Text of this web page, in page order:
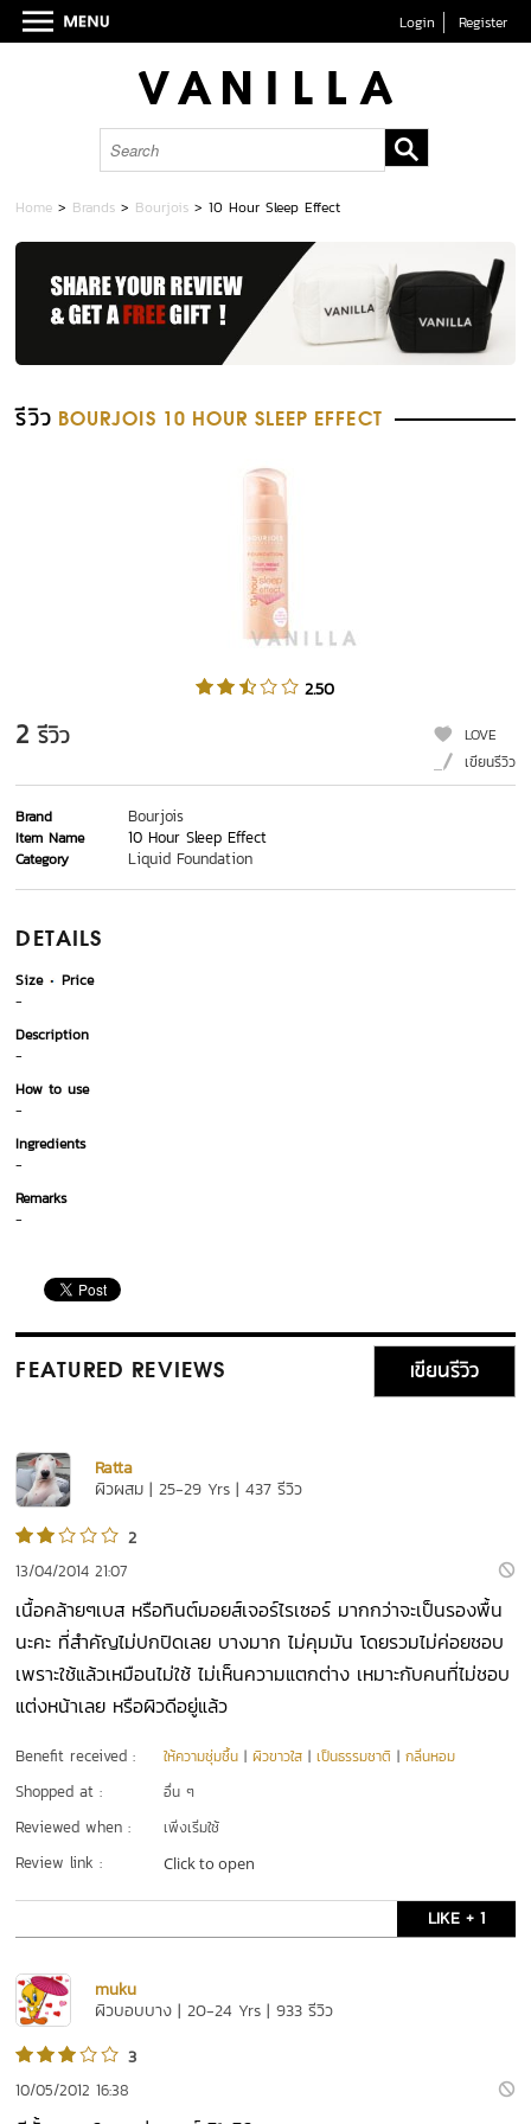
Login Register
Home > Brands > Bourjois >10 Hour Sleep Effect
รีวิว BOURJOIS 10 HOUR SLEEP EFFECT
2.50
2 รีวิว
LOVE
เขียนรีวิว
Brand Bourjois
Item Name 10 Hour Sleep Effect
Category Liquid Foundation
DETAILS
Size
Price
-
Description
-
How to use
-
Ingredients
-
Remarks
-
FEATURED REVIEWS เขียนรีวิว
Ratta
ผิวผสม | 25-29 Yrs | 437 รีวิว
2
13/04/2014 21:07
เนื้อคล้ายๆเบส หรือทินต์มอยส์เจอร์ไรเซอร์ มากกว่าจะเป็นรองพื้น
นะคะ ที่สำคัญไม่ปกปิดเลย บางมาก ไม่คุมมัน โดยรวมไม่ค่อยชอบ
เพราะใช้แล้วเหมือนไม่ใช้ ไม่เห็นความแตกต่าง เหมาะกับคนที่ไม่ชอบ
แต่งหน้าเลย หรือผิวดีอยู่แล้ว
Benefit received : ให้ความชุ่มชื้น |ผิวขาวใส |เป็นธรรมชาติ |กลิ่นหอม
Shopped at : อื่น ๆ
Reviewed when : เพิ่งเริ่มใช้
Review link : Click to open
LIKE + 1
muku
ผิวบอบบาง | 20-24 Yrs | 933 รีวิว
3
10/05/2012 16:38